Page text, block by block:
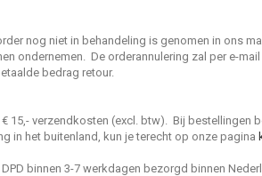
nog niet in behandeling is genomen in ons
ondernemen. De orderannulering zal per e-
bedrag retour.
15,- verzendkosten (excl. btw). Bij bestellingen
in het buitenland, kun je terecht op onze pagina
binnen 3-7 werkdagen bezorgd binnen